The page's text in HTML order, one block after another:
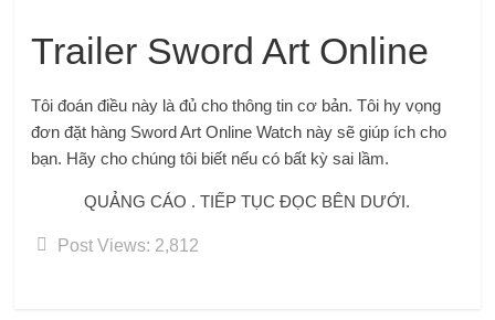
Trailer Sword Art Online
Tôi đoán điều này là đủ cho thông tin cơ bản. Tôi hy vọng
đơn đặt hàng Sword Art Online Watch này sẽ giúp ích cho
bạn. Hãy cho chúng tôi biết nếu có bất kỳ sai lầm.
QUẢNG CÁO . TIẾP TỤC ĐỌC BÊN DƯỚI.
Post Views: 2,812